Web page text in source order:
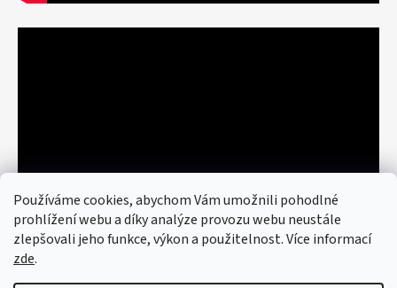
Používáme cookies, abychom Vám umožnili pohodlné
prohlížení webu a díky analýze provozu webu neustále
zlepšovali jeho funkce, výkon a použitelnost. Více informací
zde.